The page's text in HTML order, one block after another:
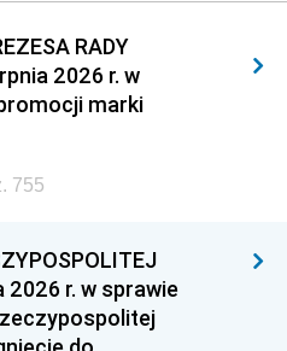
2009
2006
1994
1991
RADY
2026 r. w
marki
755
2026 r. w sprawie